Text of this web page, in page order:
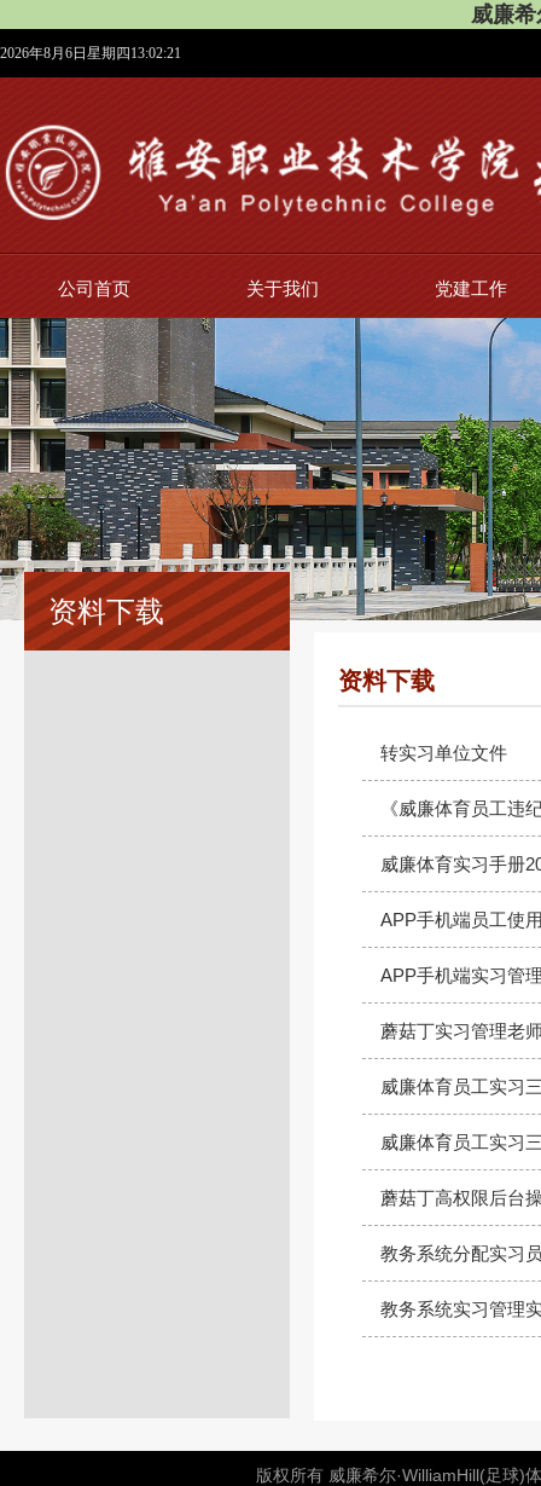
威廉
2026年8月6日星期四13:02:21
公司首页 关于我们 党建工作
资料下载
资料下载
转实习单位文件
《威廉体育员工违
威廉体育实习手册
APP手机端员工使
APP手机端实习管
蘑菇丁实习管理老
威廉体育员工实习
威廉体育员工实习
蘑菇丁高权限后台
教务系统分配实习
教务系统实习管理
版权所有 威廉希尔·WilliamHill(足球)体